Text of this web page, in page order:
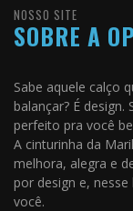
NOSSO SITE
SOBRE A
Sabe aquele calço
balançar? É
perfeito pra você
A cinturinha da
melhora, alegra e
por design e,
você.